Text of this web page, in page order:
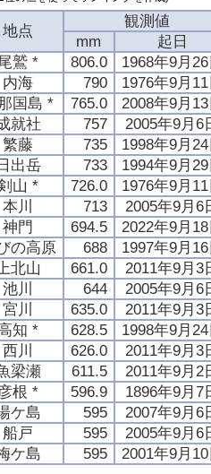
地点
観測値
mm
起日
尾鷲 * 806.0
1968年9月
内海 790
1976年9月
国島 * 765.0
2008年9月
就社 757
2005年9月6
繁藤 735
1998年9月
日出岳 733
1994年9月
山 * 726.0
1976年9月
本川 713
2005年9月6
神門 694.5
2022年9月
の高原 688
1997年9月
上北山 661.0
2011年9月3
池川 644
2005年9月6
宮川 635.0
2011年9月3
知 * 628.5
1998年9月
西川 626.0
2011年9月3
梁瀬 611.5
2011年9月2
彦根 * 596.9
1896年9月7
ケ島 595
2007年9月6
船戸 595
2005年9月6
ケ島 595 2001年9月